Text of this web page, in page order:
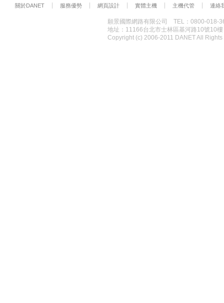
關於DANET 服務優勢 網頁設計 實體主機 主機代管 連絡
願景國際網路有限公司 TEL：0800-018-
地址：11166台北市士林區基河路10號10
Copyright (c) 2006-2011 DANET All